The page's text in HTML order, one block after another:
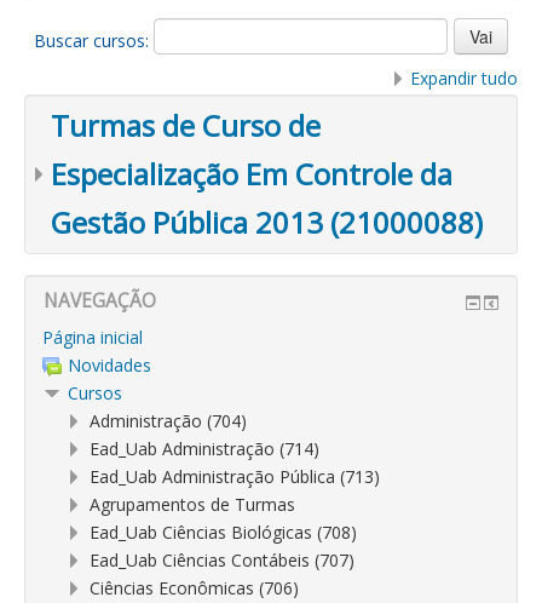
Buscar cursos:
Expandir tudo
Turmas de Curso de
Especialização Em Controle da
Gestão Pública 2013 (21000088)
NAVEGAÇÃO
Página inicial
Novidades
Cursos
Administração (704)
Ead_Uab Administração (714)
Ead_Uab Administração Pública (713)
Agrupamentos de Turmas
Ead_Uab Ciências Biológicas (708)
Ead_Uab Ciências Contábeis (707)
Ciências Econômicas (706)